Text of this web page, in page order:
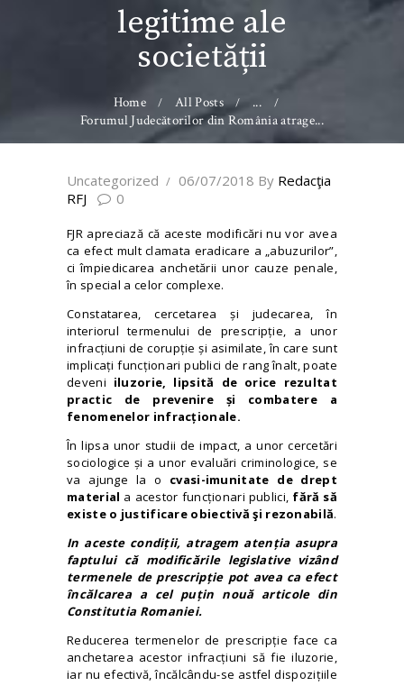
legitime ale
societății
Home All Posts
...
Forumul Judecătorilor din România atrage...
Uncategorized 06/07/2018 By Redacţia
RFJ
0
FJR apreciază că aceste modificări nu vor avea
ca efect mult clamata eradicare a „abuzurilor”,
ci împiedicarea anchetării unor cauze penale,
în special a celor complexe.
Constatarea, cercetarea și judecarea, în
interiorul termenului de prescripție, a unor
infracțiuni de corupție și asimilate, în care sunt
implicați funcționari publici de rang înalt, poate
deveni iluzorie, lipsită de orice rezultat
practic
de prevenire și combatere a
fenomenelor infracționale.
În lipsa unor studii de impact, a unor cercetări
sociologice și a unor evaluări criminologice, se
va ajunge la o cvasi-imunitate de drept
material a acestor funcționari publici, fără să
existe o justificare obiectivă şi rezonabilă.
In aceste condiții, atragem atenția asupra
faptului că modificările legislative vizând
termenele de prescripție pot avea ca efect
încălcarea a cel puțin nouă articole din
Constitutia Romaniei.
Reducerea termenelor de prescripție face ca
anchetarea acestor infracțiuni să fie iluzorie,
iar nu efectivă, încălcându-se astfel dispozițiile